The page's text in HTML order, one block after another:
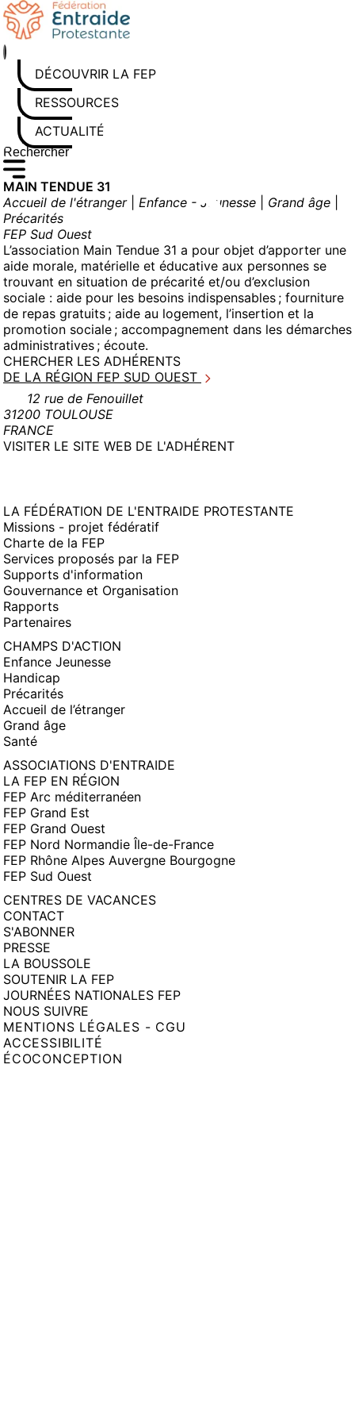
Aller
au
contenu
DÉCOUVRIR LA FEP
RESSOURCES
ACTUALITÉS
Rechercher sur le site
Saisissez au moins 3 caractères pour lancer la recherche
MAIN TENDUE 31
Accueil de l'étranger| Enfance - Jeunesse Grand âge
Précarités
FEP Sud Ouest
L’association Main Tendue 31 a pour objet d’apporter une
aide morale, matérielle et éducative aux personnes se
trouvant en situation de précarité et/ou d’exclusion
sociale : aide pour les besoins indispensables ; fourniture
de repas gratuits ; aide au logement, l’insertion et la
promotion sociale ; accompagnement dans les démarches
administratives ; écoute.
CHERCHER LES ADHÉRENTS
DE LA RÉGION FEP SUD OUEST
12 rue de Fenouillet
31200 TOULOUSE
FRANCE
VISITER LE SITE WEB DE L'ADHÉRENT(NOUVELLE
LA FÉDÉRATION DE L'ENTRAIDE PROTESTANTE
Missions - projet fédératif
Charte de la FEP
Services proposés par la FEP
Supports d'information
Gouvernance et Organisation
Rapports
Partenaires
CHAMPS D'ACTION
Enfance Jeunesse
Handicap
Précarités
Accueil de l’étranger
Grand âge
Santé
ASSOCIATIONS D'ENTRAIDE
LA FEP EN RÉGION
FEP Arc méditerranéen
FEP Grand Est
FEP Grand Ouest
FEP Nord Normandie Île-de-France
FEP Rhône Alpes Auvergne Bourgogne
FEP Sud Ouest
CENTRES DE VACANCES
CONTACT
S'ABONNER
PRESSE
LA BOUSSOLE
SOUTENIR LA FEP
JOURNÉES NATIONALES FEP
NOUS SUIVRE
MENTIONS LÉGALES - CGU
ACCESSIBILITÉ
ÉCOCONCEPTION